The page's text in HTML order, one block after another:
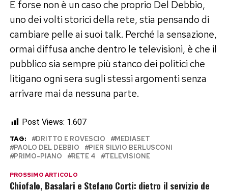
E forse non è un caso che proprio Del Debbio,
uno dei volti storici della rete, stia pensando di
cambiare pelle ai suoi talk. Perché la sensazione,
ormai diffusa anche dentro le televisioni, è che il
pubblico sia sempre più stanco dei politici che
litigano ogni sera sugli stessi argomenti senza
arrivare mai da nessuna parte.
Post Views: 1.607
TAG: DRITTO E ROVESCIO
MEDIASET
PAOLO DEL DEBBIO
PIER SILVIO BERLUSCONI
PRIMO-PIANO
RETE 4 TELEVISIONE
PROSSIMO ARTICOLO
Chiofalo, Basalari e Stefano Corti: dietro il servizio de